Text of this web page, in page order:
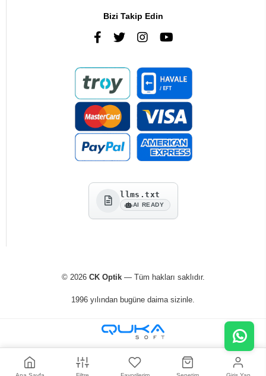
Bizi Takip Edin
llms.txt
AI READY
© 2026 CK Optik— Tüm hakları saklıdır.
1996 yılından bugüne daima sizinle.